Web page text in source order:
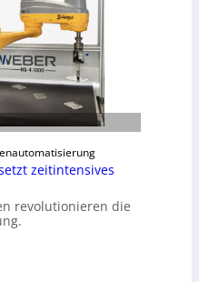
zeitintensives
revolutionieren die